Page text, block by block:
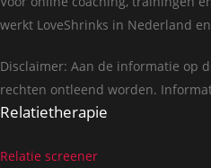
werkt LoveShrinks in Nederland
Disclaimer: Aan de informatie op
rechten ontleend worden.
Relatietherapie
Relatie screener